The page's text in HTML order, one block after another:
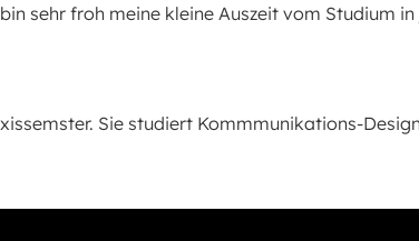
sehr froh meine kleine Auszeit vom Studium
Sie studiert Kommmunikations-